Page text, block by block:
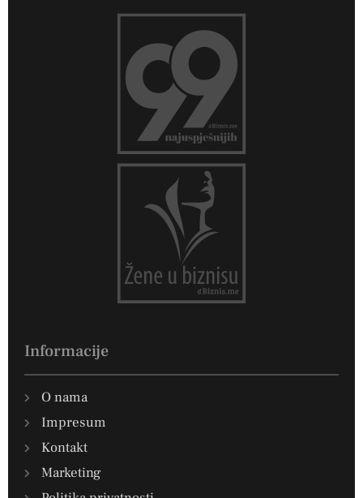
Informacije
O nama
Impresum
Kontakt
Marketing